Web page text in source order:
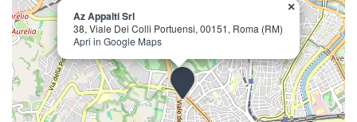
Az Appalti Srl
38, Viale Dei Colli Portuensi, 00151, Roma (RM)
Apri in Google Maps
×